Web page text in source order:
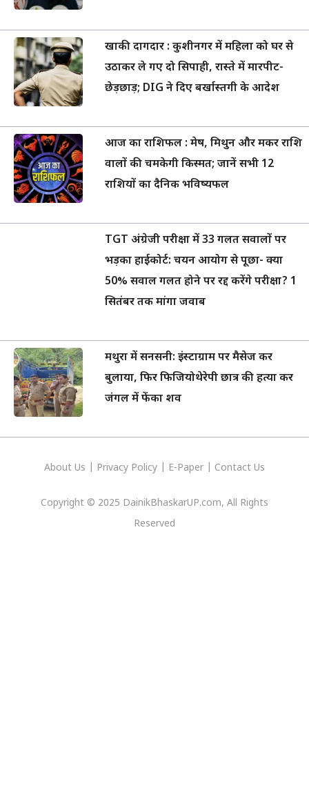
खाकी दागदार : कुशीनगर में महिला को घर से
उठाकर ले गए दो सिपाही, रास्ते में मारपीट-
छेड़छाड़; DIG ने दिए बर्खास्तगी के आदेश
आज का राशिफल : मेष, मिथुन और मकर राशि
वालों की चमकेगी किस्मत; जानें सभी 12
राशियों का दैनिक भविष्यफल
TGT अंग्रेजी परीक्षा में 33 गलत सवालों पर
भड़का हाईकोर्ट: चयन आयोग से पूछा- क्या
50% सवाल गलत होने पर रद्द करेंगे परीक्षा? 1
सितंबर तक मांगा जवाब
मथुरा में सनसनी: इंस्टाग्राम पर मैसेज कर
बुलाया, फिर फिजियोथेरेपी छात्र की हत्या कर
जंगल में फेंका शव
About Us Privacy Policy E-Paper Contact Us
Copyright © 2025 DainikBhaskarUP.com, All Rights
Reserved